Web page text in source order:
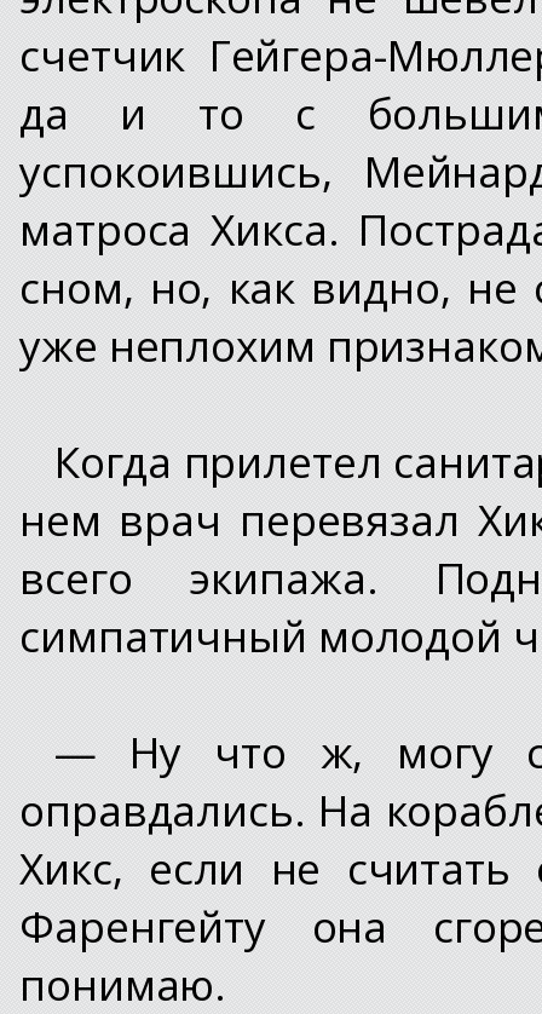
счетчик Гейгера-
да и то с
успокоившись,
матроса Хикса.
сном, но, как видно, не
уже неплохим
Когда прилетел
нем врач перевязал
всего экипажа.
симпатичный молодой
— Ну что ж, могу
оправдались. На
Хикс, если не
Фаренгейту она
понимаю.